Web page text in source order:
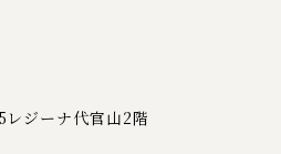
ジーナ代官山2階